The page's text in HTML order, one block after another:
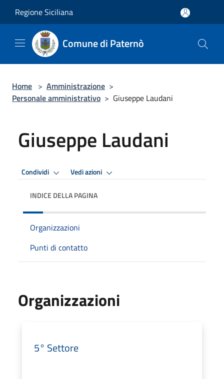
Regione Siciliana
Comune di Paternò
Home > Amministrazione >
Personale amministrativo > Giuseppe Laudani
Giuseppe Laudani
Condividi Vedi azioni
INDICE DELLA PAGINA
Organizzazioni
Punti di contatto
Organizzazioni
5° Settore